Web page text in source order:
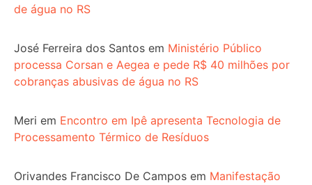
de água no RS
José Ferreira dos Santos em Ministério Público
processa Corsan e Aegea e pede R$ 40 milhões por
cobranças abusivas de água no RS
Meri em Encontro em Ipê apresenta Tecnologia de
Processamento Térmico de Resíduos
Orivandes Francisco De Campos em Manifestação